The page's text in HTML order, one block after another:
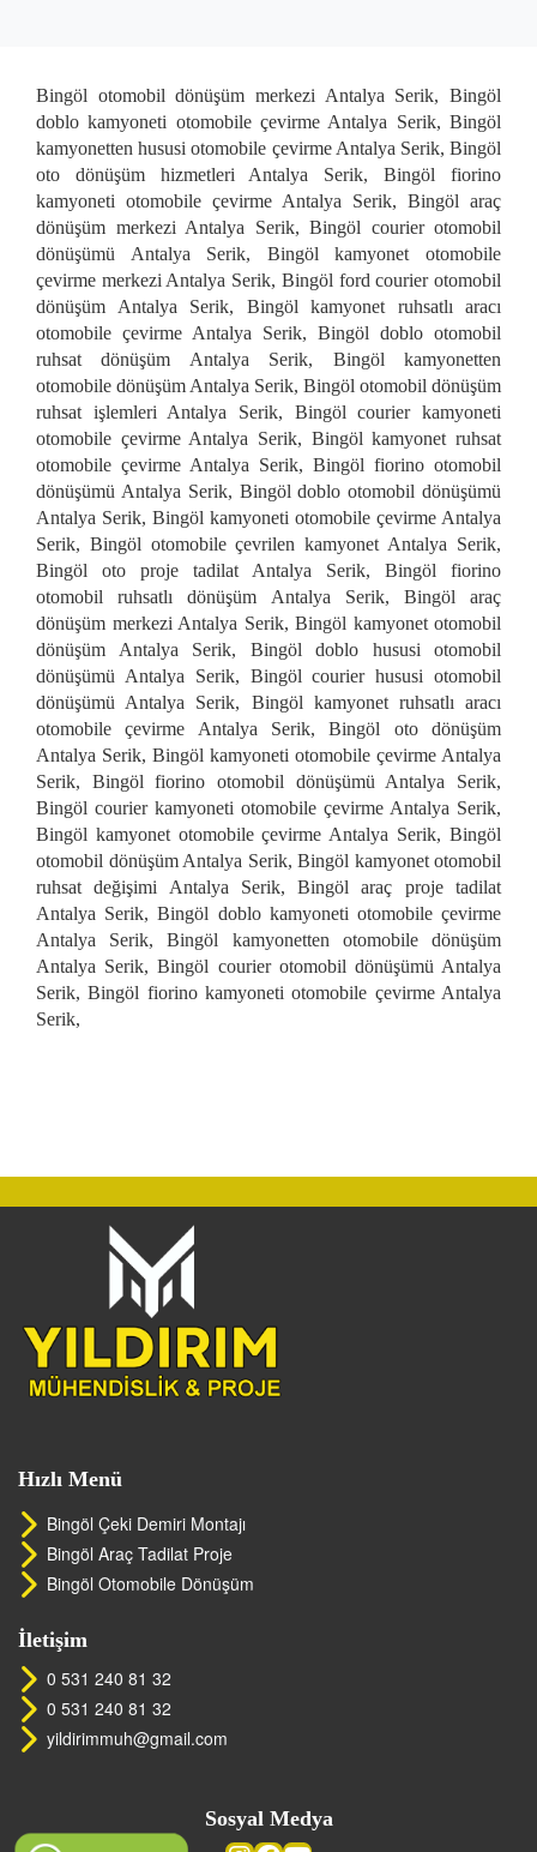
Bingöl otomobil dönüşüm merkezi Antalya Serik, Bingöl
doblo kamyoneti otomobile çevirme Antalya Serik, Bingöl
kamyonetten hususi otomobile çevirme Antalya Serik, Bingöl
oto dönüşüm hizmetleri Antalya Serik, Bingöl fiorino
kamyoneti otomobile çevirme Antalya Serik, Bingöl araç
dönüşüm merkezi Antalya Serik, Bingöl courier otomobil
dönüşümü Antalya Serik, Bingöl kamyonet otomobile
çevirme merkezi Antalya Serik, Bingöl ford courier otomobil
dönüşüm Antalya Serik, Bingöl kamyonet ruhsatlı aracı
otomobile çevirme Antalya Serik, Bingöl doblo otomobil
ruhsat dönüşüm Antalya Serik, Bingöl kamyonetten
otomobile dönüşüm Antalya Serik, Bingöl otomobil dönüşüm
ruhsat işlemleri Antalya Serik, Bingöl courier kamyoneti
otomobile çevirme Antalya Serik, Bingöl kamyonet ruhsat
otomobile çevirme Antalya Serik, Bingöl fiorino otomobil
dönüşümü Antalya Serik, Bingöl doblo otomobil dönüşümü
Antalya Serik, Bingöl kamyoneti otomobile çevirme Antalya
Serik, Bingöl otomobile çevrilen kamyonet Antalya Serik,
Bingöl oto proje tadilat Antalya Serik, Bingöl fiorino
otomobil ruhsatlı dönüşüm Antalya Serik, Bingöl araç
dönüşüm merkezi Antalya Serik, Bingöl kamyonet otomobil
dönüşüm Antalya Serik, Bingöl doblo hususi otomobil
dönüşümü Antalya Serik, Bingöl courier hususi otomobil
dönüşümü Antalya Serik, Bingöl kamyonet ruhsatlı aracı
otomobile çevirme Antalya Serik, Bingöl oto dönüşüm
Antalya Serik, Bingöl kamyoneti otomobile çevirme Antalya
Serik, Bingöl fiorino otomobil dönüşümü Antalya Serik,
Bingöl courier kamyoneti otomobile çevirme Antalya Serik,
Bingöl kamyonet otomobile çevirme Antalya Serik, Bingöl
otomobil dönüşüm Antalya Serik, Bingöl kamyonet otomobil
ruhsat değişimi Antalya Serik, Bingöl araç proje tadilat
Antalya Serik, Bingöl doblo kamyoneti otomobile çevirme
Antalya Serik, Bingöl kamyonetten otomobile dönüşüm
Antalya Serik, Bingöl courier otomobil dönüşümü Antalya
Serik, Bingöl fiorino kamyoneti otomobile çevirme Antalya
Serik,
Hızlı Menü
Bingöl Çeki Demiri Montajı
Bingöl Araç Tadilat Proje
Bingöl Otomobile Dönüşüm
İletişim
0 531 240 81 32
0 531 240 81 32
yildirimmuh@gmail.com
Sosyal Medya